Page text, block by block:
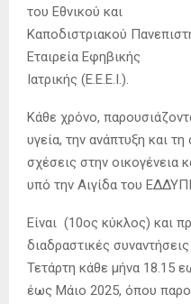
του Εθνικού και
Καποδιστριακού
Εταιρεία Εφηβικής
Ιατρικής (Ε.Ε.Ε.Ι.).
Κάθε χρόνο,
υγεία, την ανάπτυξη και
σχέσεις στην οικογένεια
υπό την Αιγίδα του
Είναι (10ος κύκλος) και
διαδραστικές
Τετάρτη κάθε μήνα 18.15
έως Μάιο 2025, όπου